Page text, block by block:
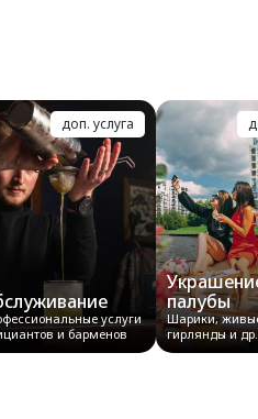
доп. услуга
услуги
и барменов
палубы
Шарики,
гирлянды и др.